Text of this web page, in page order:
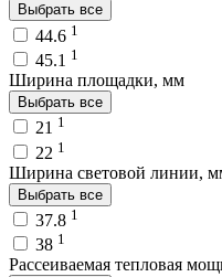
Выбрать все
44.6 1
45.1 1
Ширина площадки, мм
Выбрать все
21 1
22 1
Ширина световой линии,
Выбрать все
37.8 1
38 1
Рассеиваемая тепловая